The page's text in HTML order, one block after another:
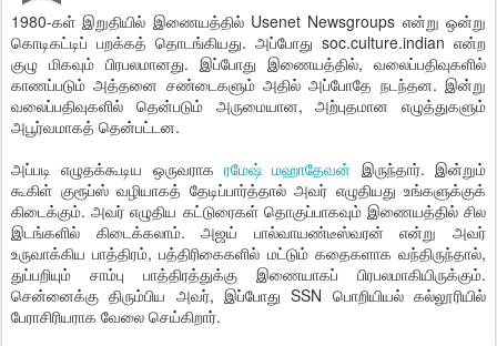
1980-கள் இறுதியில் இணையத்தில் Usenet Newsgroups என்று ஒன்று
கொடிகட்டிப் பறக்கத் தொடங்கியது. அப்போது soc.culture.indian என்ற
குழு மிகவும் பிரபலமானது. இப்போது இணையத்தில், வலைப்பதிவுகளில்
காணப்படும் அத்தனை சண்டைகளும் அதில் அப்போதே நடந்தன. இன்று
வலைப்பதிவுகளில் தென்படும் அருமையான, அற்புதமான எழுத்துகளும்
அபூர்வமாகத் தென்பட்டன.
அப்படி எழுதக்கூடிய ஒருவராக ரமேஷ் மஹாதேவன் இருந்தார். இன்றும்
கூகிள் குரூப்ஸ் வழியாகத் தேடிப்பார்த்தால் அவர் எழுதியது உங்களுக்குக்
கிடைக்கும். அவர் எழுதிய கட்டுரைகள் தொகுப்பாகவும் இணையத்தில் சில
இடங்களில் கிடைக்கலாம். அஜய் பால்வாயண்டீஸ்வரன் என்று அவர்
உருவாக்கிய பாத்திரம், பத்திரிகைகளில் மட்டும் கதைகளாக வந்திருந்தால்,
துப்பறியும் சாம்பு பாத்திரத்துக்கு இணையாகப் பிரபலமாகியிருக்கும்.
சென்னைக்கு திரும்பிய அவர், இப்போது SSN பொறியியல் கல்லூரியில்
பேராசிரியராக வேலை செய்கிறார்.